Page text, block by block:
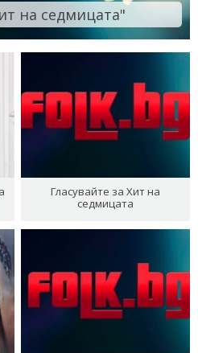
на седмицата"
Гласувайте за Хит на
седмицата